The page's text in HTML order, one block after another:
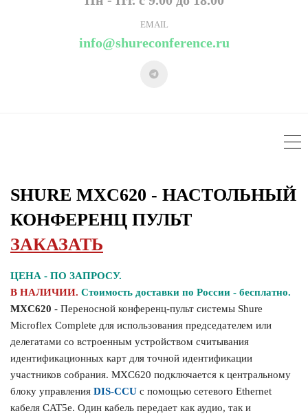
EMAIL
info@shureconference.ru
SHURE MXC620 - НАСТОЛЬНЫЙ
КОНФЕРЕНЦ ПУЛЬТ
ЗАКАЗАТЬ
ЦЕНА - ПО ЗАПРОСУ.
В НАЛИЧИИ. Стоимость доставки по России - бесплатно.
MXC620 - Переносной конференц-пульт системы Shure
Microflex Complete для использования председателем или
делегатами со встроенным устройством считывания
идентификационных карт для точной идентификации
участников собрания. MXC620 подключается к центральному
блоку управления DIS-CCU с помощью сетевого Ethernet
кабеля CAT5e. Один кабель передает как аудио, так и